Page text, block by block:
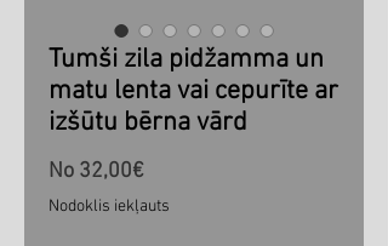
Tumši zila pidžamma un
matu lenta vai cepurīte ar
izšūtu bērna vārd
No 32,00€Izpārdošanas
cena
Nodoklis iekļauts